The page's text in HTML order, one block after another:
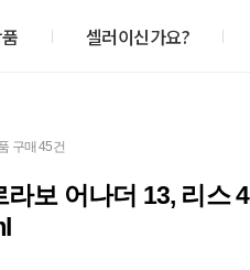
셀러이신가요?
구매 45건
라보 어나더 13, 리스